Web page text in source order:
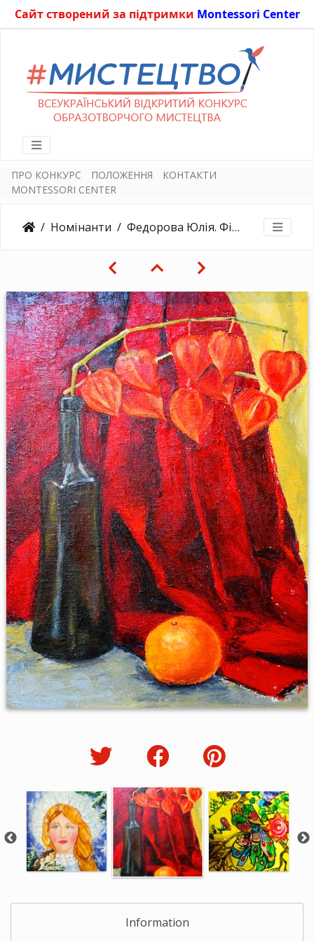
Сайт створений за підтримки Montessori Center
ПРО КОНКУРС ПОЛОЖЕННЯ
КОНТАКТИ
MONTESSORI CENTER
Номінанти Федорова Юлія. Фізаліс
Information